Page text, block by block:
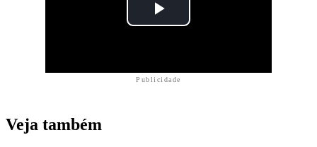
Publicidade
Veja também